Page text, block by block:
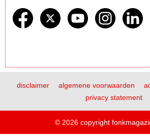
disclaimer algemene voorwaarden
privacy statement
© 2026 copyright